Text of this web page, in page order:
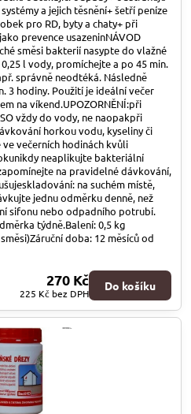
a jejich těsnění+ šetří peníze
pro RD, byty a chaty+ při
prevence usazeninNÁVOD
směsi bakterií nasypte do vlažné
l vody, promíchejte a po 45 min.
správně neodtéká. Následně
3 hodiny. Použití je ideální večer
na víkend.UPOZORNĚNÍ:při
vždy do vody, ne naopakpři
horkou vodu, kyseliny či
večerních hodinách kvůli
neaplikujte bakteriální
na pravidelné dávkování,
na suchém místě,
jednu odměrku denně, než
sifonu nebo odpadního potrubí.
týdně.Balení: 0,5 kg
doba: 12 měsíců od
270 Kč
225 Kč bez DPH
Do košíku